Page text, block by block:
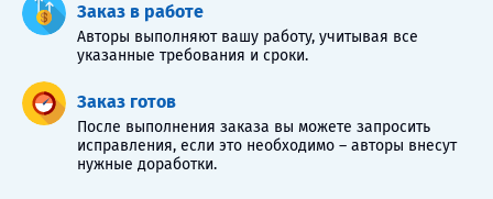
Заказ в работе
Авторы выполняют вашу работу, учитывая все
указанные требования и сроки.
Заказ готов
После выполнения заказа вы можете запросить
исправления, если это необходимо – авторы внесут
нужные доработки.